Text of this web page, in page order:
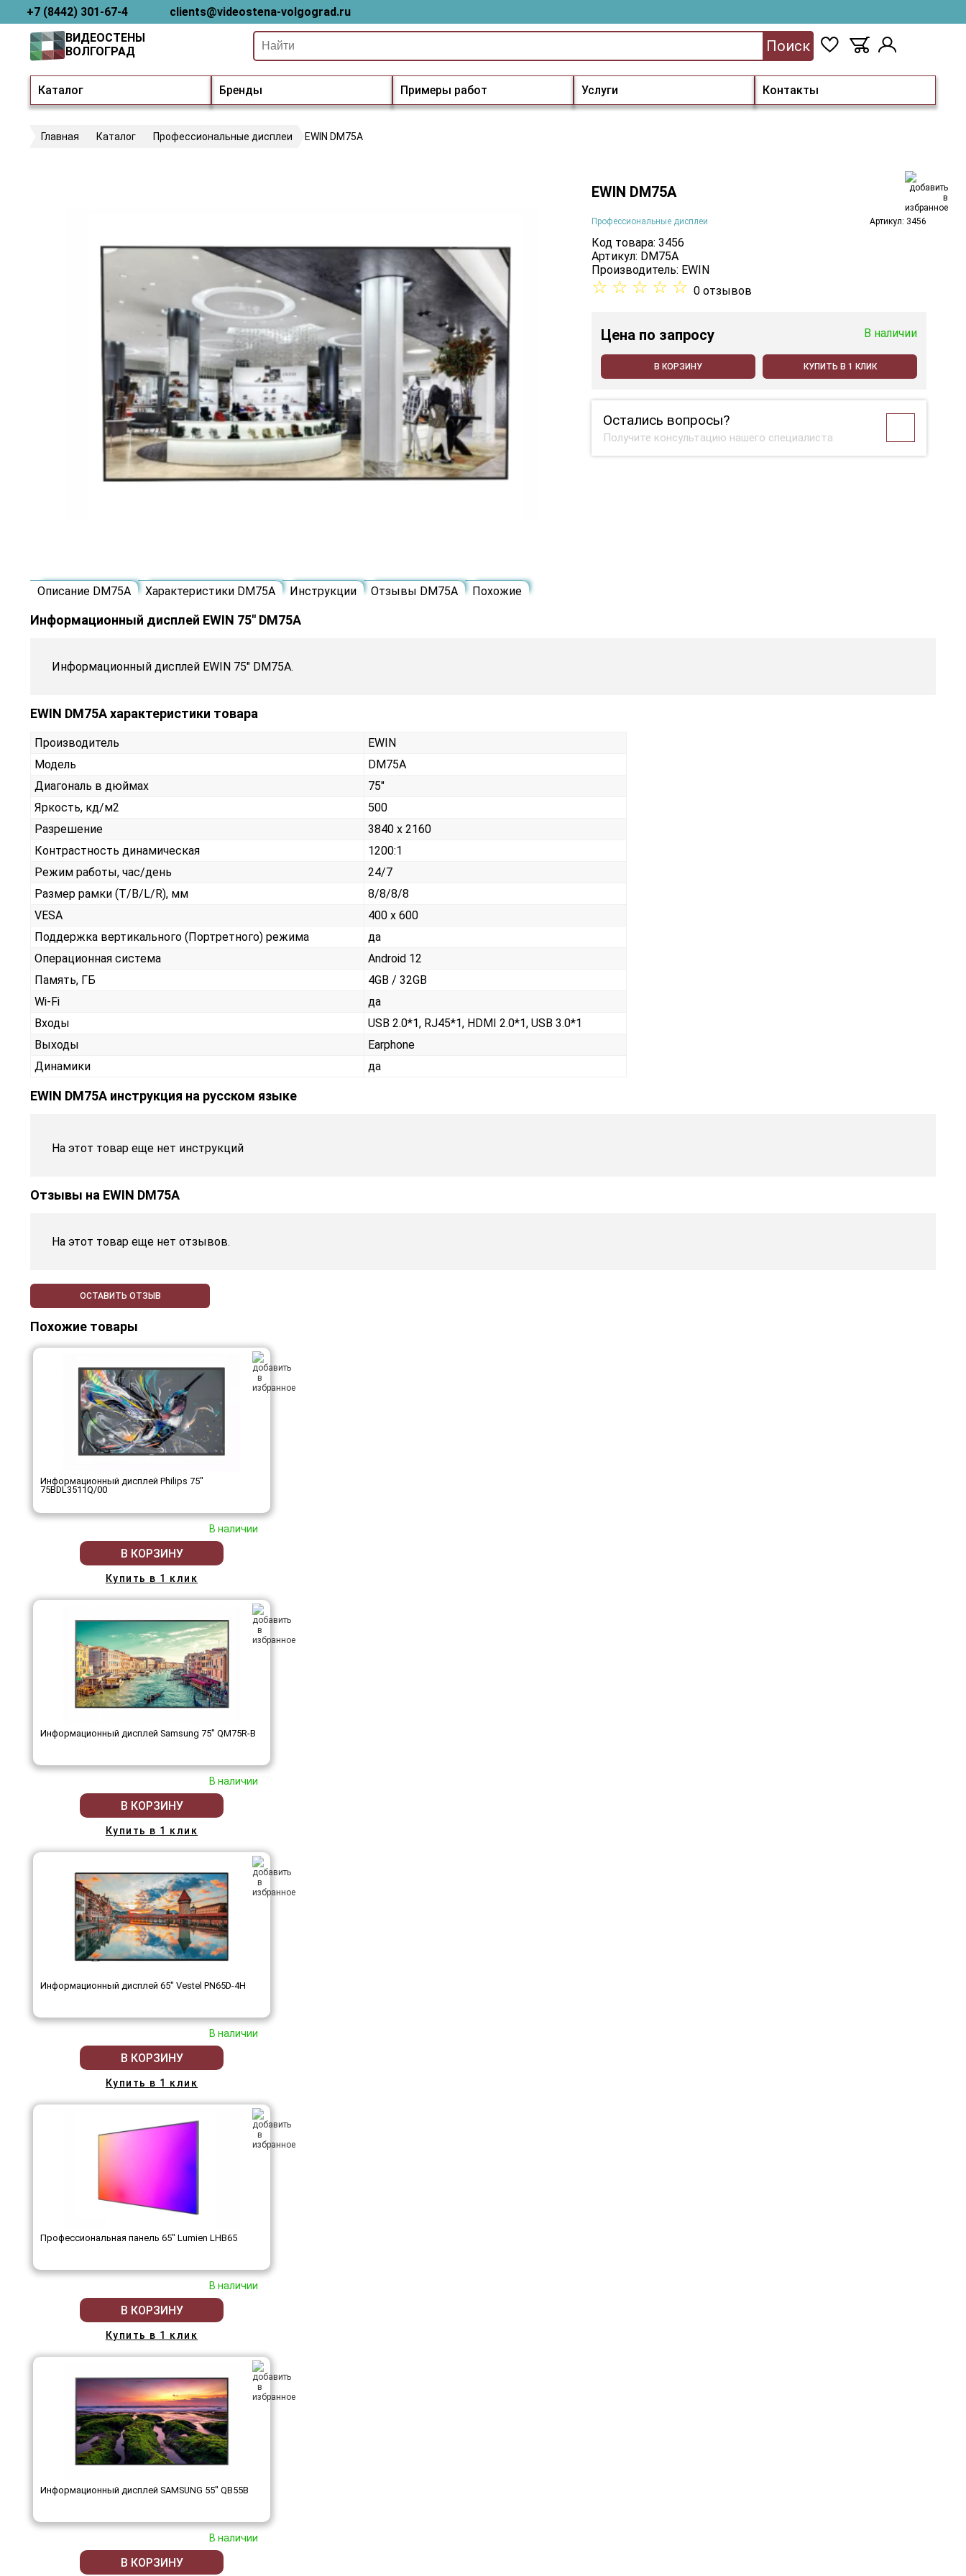
+7 (8442) 301-67-4 clients@videostena-volgograd.ru
Каталог Бренды Примеры работ Услуги Контакты
ВИДЕОСТЕНЫ
ВОЛГОГРАД
Поиск
Главная Каталог Профессиональные дисплеи EWIN DM75A
EWIN DM75A
Профессиональные дисплеи Артикул: 3456
Код товара: 3456
Артикул: DM75A
Производитель: EWIN
☆ ☆ ☆ ☆ ☆ 0 отзывов
Цена по запросу В наличии
В КОРЗИНУ КУПИТЬ В 1 КЛИК
Остались вопросы?
Получите консультацию нашего специалиста
Описание DM75A Характеристики DM75A Инструкции Отзывы DM75A Похожие
Информационный дисплей EWIN 75" DM75A
Информационный дисплей EWIN 75" DM75A.
EWIN DM75A характеристики товара
Производитель
EWIN
Модель
DM75A
Диагональ в дюймах
75"
Яркость, кд/м2
500
Разрешение
3840 x 2160
Контрастность динамическая
1200:1
Режим работы, час/день
24/7
Размер рамки (T/B/L/R), мм
8/8/8/8
VESA
400 x 600
Поддержка вертикального (Портретного) режима
да
Операционная система
Android 12
Память, ГБ
4GB / 32GB
Wi-Fi
да
Входы
USB 2.0*1, RJ45*1, HDMI 2.0*1, USB 3.0*1
Выходы
Earphone
Динамики
да
EWIN DM75A инструкция на русском языке
На этот товар еще нет инструкций
Отзывы на EWIN DM75A
На этот товар еще нет отзывов.
ОСТАВИТЬ ОТЗЫВ
Похожие товары
Информационный дисплей Philips 75"
75BDL3511Q/00
В наличии
В КОРЗИНУ
Купить в 1 клик
Информационный дисплей Samsung 75" QM75R-B
В наличии
В КОРЗИНУ
Купить в 1 клик
Информационный дисплей 65" Vestel PN65D-4H
В наличии
В КОРЗИНУ
Купить в 1 клик
Профессиональная панель 65" Lumien LHB65
В наличии
В КОРЗИНУ
Купить в 1 клик
Информационный дисплей SAMSUNG 55" QB55B
В наличии
В КОРЗИНУ